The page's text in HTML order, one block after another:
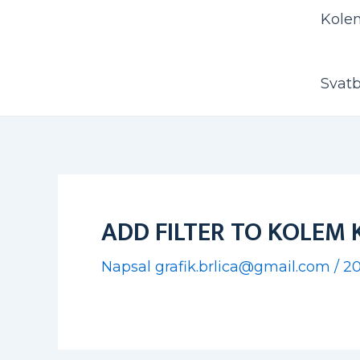
ADD FILTER TO
Napsal grafik.brlica@gmail.com /